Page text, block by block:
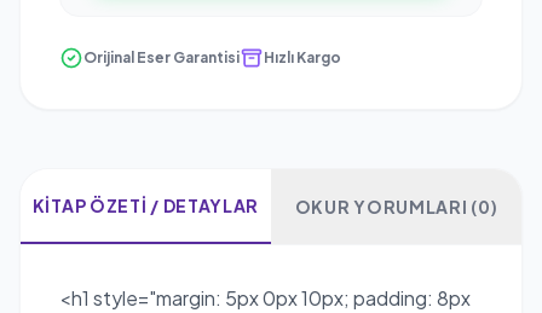
Orijinal Eser Garantisi Hızlı Kargo
KITAP ÖZETI / DETAYLAR OKUR YORUMLARI (0)
<h1 style="margin: 5px 0px 10px; padding: 8px